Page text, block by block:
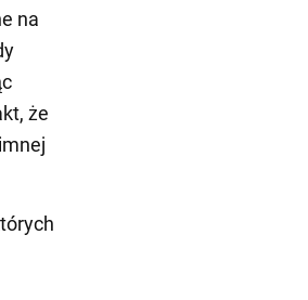
na
że